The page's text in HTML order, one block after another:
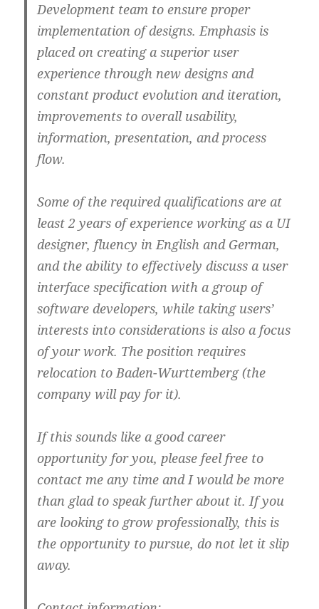
Development team to ensure proper
implementation of designs. Emphasis is
placed on creating a superior user
experience through new designs and
constant product evolution and iteration,
improvements to overall usability,
information, presentation, and process
flow.
Some of the required qualifications are at
least 2 years of experience working as a UI
designer, fluency in English and German,
and the ability to effectively discuss a user
interface specification with a group of
software developers, while taking users’
interests into considerations is also a focus
of your work. The position requires
relocation to Baden-Wurttemberg (the
company will pay for it).
If this sounds like a good career
opportunity for you, please feel free to
contact me any time and I would be more
than glad to speak further about it. If you
are looking to grow professionally, this is
the opportunity to pursue, do not let it slip
away.